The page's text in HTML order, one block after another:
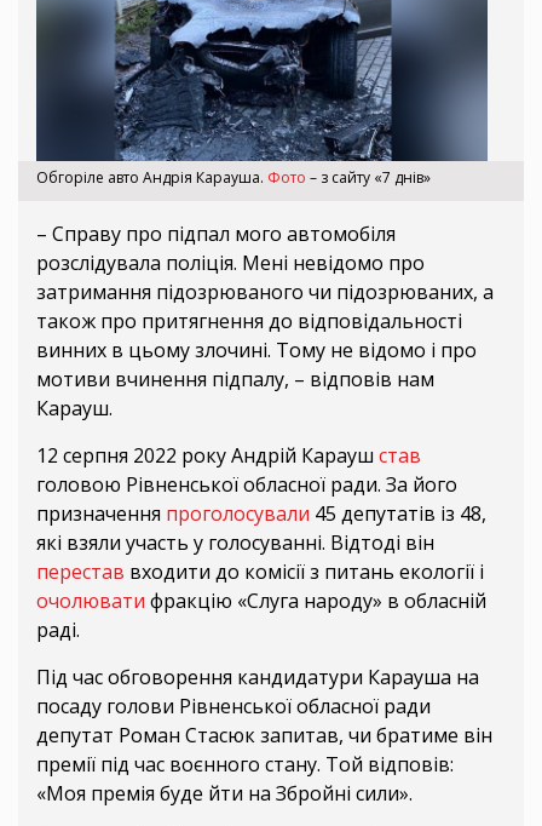
Обгоріле авто Андрія Карауша. Фото – з сайту «7 днів»
– Справу про підпал мого автомобіля
розслідувала поліція. Мені невідомо про
затримання підозрюваного чи підозрюваних, а
також про притягнення до відповідальності
винних в цьому злочині. Тому не відомо і про
мотиви вчинення підпалу, – відповів нам
Карауш.
12 серпня 2022 року Андрій Карауш став
головою Рівненської обласної ради. За його
призначення проголосували 45 депутатів із 48,
які взяли участь у голосуванні. Відтоді він
перестав входити до комісії з питань екології і
очолювати фракцію «Слуга народу» в обласній
раді.
Під час обговорення кандидатури Карауша на
посаду голови Рівненської обласної ради
депутат Роман Стасюк запитав, чи братиме він
премії під час воєнного стану. Той відповів:
«Моя премія буде йти на Збройні сили».